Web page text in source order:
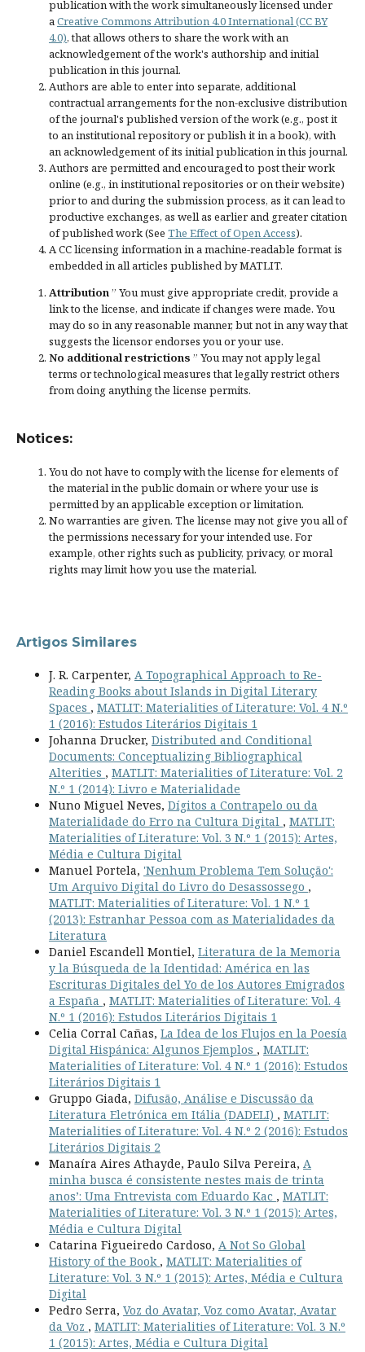
publication with the work simultaneously licensed under
aCreative Commons Attribution 4.0 International (CC BY
4.0), that allows others to share the work with an
acknowledgement of the work's authorship and initial
publication in this journal.
Authors are able to enter into separate, additional
contractual arrangements for the non-exclusive distribution
of the journal's published version of the work (e.g., post it
to an institutional repository or publish it in a book), with
an acknowledgement of its initial publication in this journal.
Authors are permitted and encouraged to post their work
online (e.g., in institutional repositories or on their website)
prior to and during the submission process, as it can lead to
productive exchanges, as well as earlier and greater citation
of published work (See The Effect of Open Access).
A CC licensing information in a machine-readable format is
embedded in all articles published by MATLIT.
Attribution” You must give appropriate credit, provide a
link to the license, andindicate if changes were made. You
may do so in any reasonable manner, but not in any way that
suggests the licensor endorses you or your use.
No additional restrictions ” You may not apply legal
terms ortechnological measuresthat legally restrict others
from doing anything the license permits.
Notices:
You do not have to comply with the license for elements of
the material in the public domain or where your use is
permitted by an applicable exception or limitation.
No warranties are given. The license may not give you all of
the permissions necessary for your intended use. For
example, other rights such as publicity, privacy, or moral
rights may limit how you use the material.
Artigos Similares
J. R. Carpenter, A Topographical Approach to Re-
Reading Books about Islands in Digital Literary
Spaces , MATLIT: Materialities of Literature: Vol. 4 N.º
1 (2016): Estudos Literários Digitais 1
Johanna Drucker, Distributed and Conditional
Documents: Conceptualizing Bibliographical
Alterities , MATLIT: Materialities of Literature: Vol. 2
N.º 1 (2014): Livro e Materialidade
Nuno Miguel Neves, Dígitos a Contrapelo ou da
Materialidade do Erro na Cultura Digital , MATLIT:
Materialities of Literature: Vol. 3 N.º 1 (2015): Artes,
Média e Cultura Digital
Manuel Portela, 'Nenhum Problema Tem Solução':
Um Arquivo Digital do Livro do Desassossego ,
MATLIT: Materialities of Literature: Vol. 1 N.º 1
(2013): Estranhar Pessoa com as Materialidades da
Literatura
Daniel Escandell Montiel, Literatura de la Memoria
y la Búsqueda de la Identidad: América en las
Escrituras Digitales del Yo de los Autores Emigrados
a España , MATLIT: Materialities of Literature: Vol. 4
N.º 1 (2016): Estudos Literários Digitais 1
Celia Corral Cañas, La Idea de los Flujos en la Poesía
Digital Hispánica: Algunos Ejemplos , MATLIT:
Materialities of Literature: Vol. 4 N.º 1 (2016): Estudos
Literários Digitais 1
Gruppo Giada, Difusão, Análise e Discussão da
Literatura Eletrónica em Itália (DADELI) , MATLIT:
Materialities of Literature: Vol. 4 N.º 2 (2016): Estudos
Literários Digitais 2
Manaíra Aires Athayde, Paulo Silva Pereira, A
minha busca é consistente nestes mais de trinta
anos’: Uma Entrevista com Eduardo Kac , MATLIT:
Materialities of Literature: Vol. 3 N.º 1 (2015): Artes,
Média e Cultura Digital
Catarina Figueiredo Cardoso, A Not So Global
History of the Book , MATLIT: Materialities of
Literature: Vol. 3 N.º 1 (2015): Artes, Média e Cultura
Digital
Pedro Serra, Voz do Avatar, Voz como Avatar, Avatar
da Voz , MATLIT: Materialities of Literature: Vol. 3 N.º
1 (2015): Artes, Média e Cultura Digital